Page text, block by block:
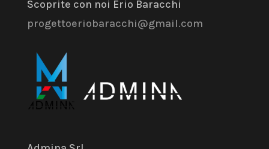
Scoprite con noi Erio Baracchi
progettoeriobaracchi@gmail.com